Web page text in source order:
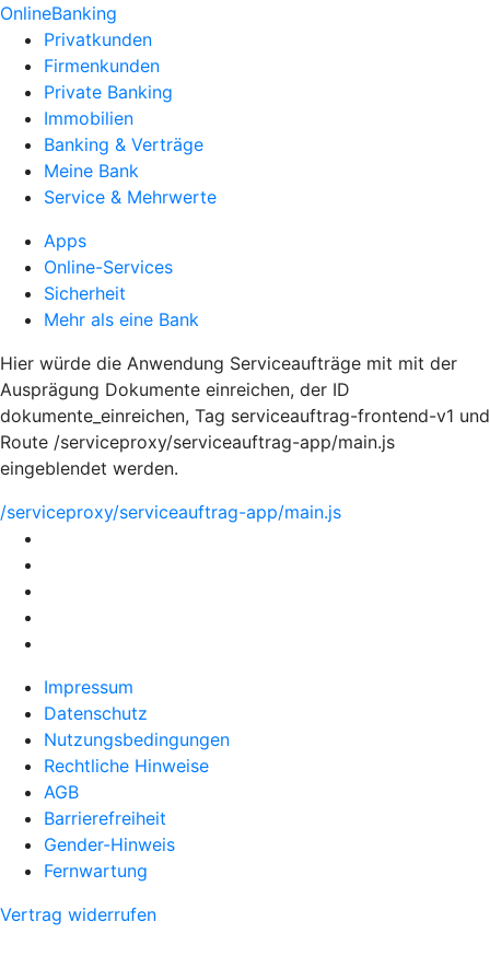
OnlineBanking
Privatkunden
Firmenkunden
Private Banking
Immobilien
Banking & Verträge
Meine Bank
Service & Mehrwerte
Apps
Online-Services
Sicherheit
Mehr als eine Bank
Hier würde die Anwendung Serviceaufträge mit mit der
Ausprägung Dokumente einreichen, der ID
dokumente_einreichen, Tag serviceauftrag-frontend-v1 und
Route /serviceproxy/serviceauftrag-app/main.js
eingeblendet werden.
/serviceproxy/serviceauftrag-app/main.js
Impressum
Datenschutz
Nutzungsbedingungen
Rechtliche Hinweise
AGB
Barrierefreiheit
Gender-Hinweis
Fernwartung
Vertrag widerrufen